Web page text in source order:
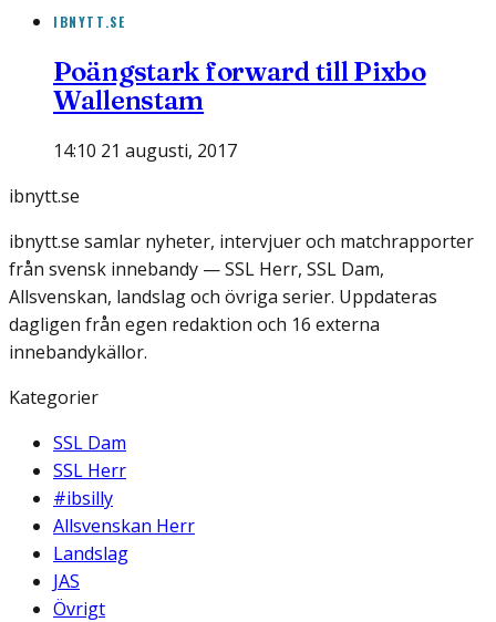
IBNYTT.SE
Poängstark forward till Pixbo
Wallenstam
14:10 21 augusti, 2017
ibnytt.se
ibnytt.se samlar nyheter, intervjuer och matchrapporter
från svensk innebandy — SSL Herr, SSL Dam,
Allsvenskan, landslag och övriga serier. Uppdateras
dagligen från egen redaktion och 16 externa
innebandykällor.
Kategorier
SSL Dam
SSL Herr
#ibsilly
Allsvenskan Herr
Landslag
JAS
Övrigt